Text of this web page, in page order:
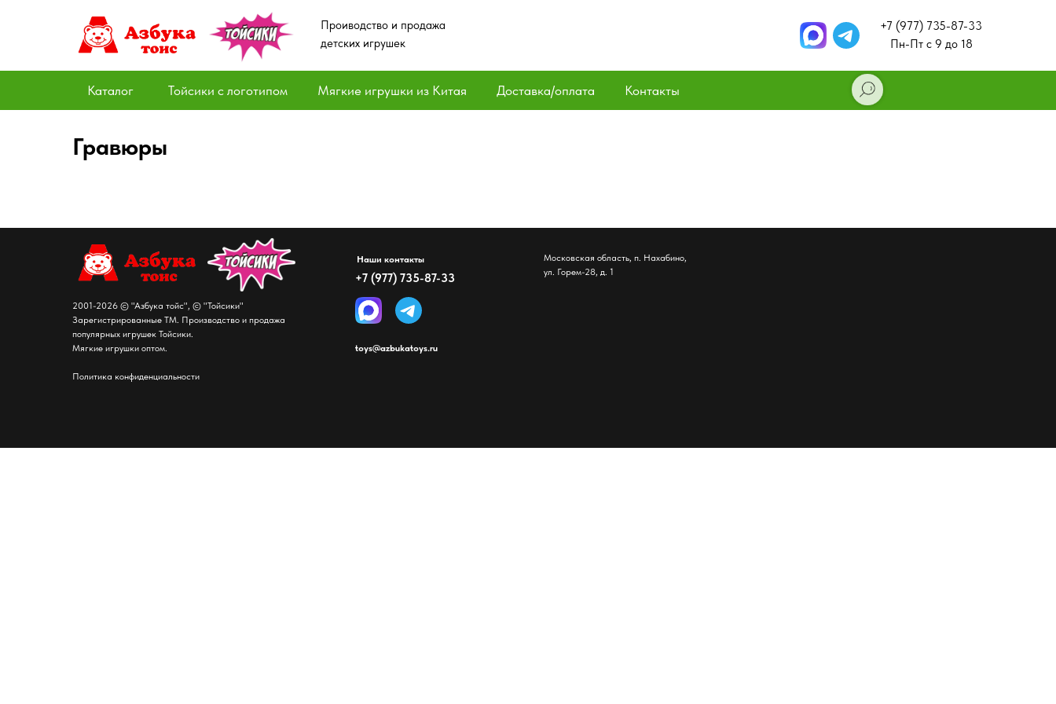
Проиводство и продажа
детских игрушек
+7 (977) 735-87-33
Пн-Пт с 9 до 18
Каталог Тойсики с логотипом Мягкие игрушки из Китая Доставка/оплата Контакты
Гравюры
2001-2026 © "Азбука тойс", © "Тойсики"
Зарегистрированные ТМ. Производство и продажа
популярных игрушек Тойсики.
Мягкие игрушки оптом.
Политика конфиденциальности
Московская область, п. Нахабино,
ул. Горем-28, д. 1
Наши контакты
+7 (977) 735-87-33
toys@azbukatoys.ru